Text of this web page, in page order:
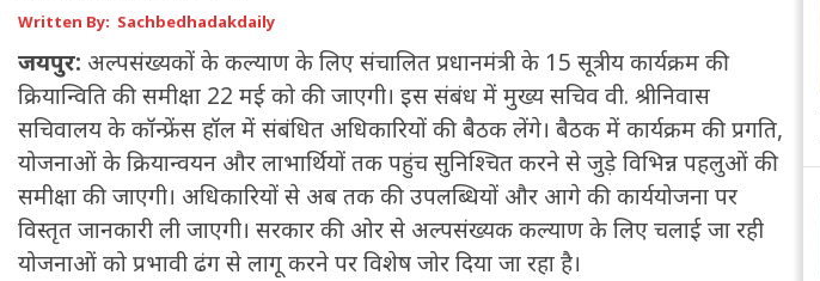
Written By: Sachbedhadakdaily
जयपुर: अल्पसंख्यकों के कल्याण के लिए संचालित प्रधानमंत्री के 15 सूत्रीय कार्यक्रम की
क्रियान्विति की समीक्षा 22 मई को की जाएगी। इस संबंध में मुख्य सचिव वी. श्रीनिवास
सचिवालय के कॉन्फ्रेंस हॉल में संबंधित अधिकारियों की बैठक लेंगे। बैठक में कार्यक्रम की प्रगति,
योजनाओं के क्रियान्वयन और लाभार्थियों तक पहुंच सुनिश्चित करने से जुड़े विभिन्न पहलुओं की
समीक्षा की जाएगी। अधिकारियों से अब तक की उपलब्धियों और आगे की कार्ययोजना पर
विस्तृत जानकारी ली जाएगी। सरकार की ओर से अल्पसंख्यक कल्याण के लिए चलाई जा रही
योजनाओं को प्रभावी ढंग से लागू करने पर विशेष जोर दिया जा रहा है।